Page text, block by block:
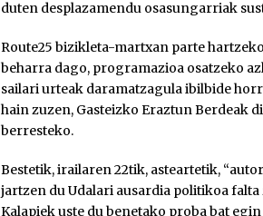
duten desplazamendu osasungarriak
Route25 bizikleta-martxan parte
beharra dago, programazioa osatzeko
sailari urteak daramatzagula ibilbide
hain zuzen, Gasteizko Eraztun Berdeak
berresteko.
Bestetik, irailaren 22tik, asteartetik,
jartzen du Udalari ausardia politikoa
Kalapiek uste du benetako proba bat